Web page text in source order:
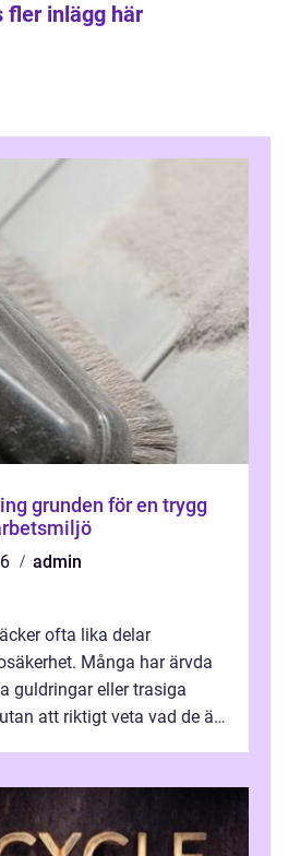
fler inlägg här
trygg
admin
ofta lika delar
Många har ärvda
guldringar eller trasiga
att riktigt veta vad de är